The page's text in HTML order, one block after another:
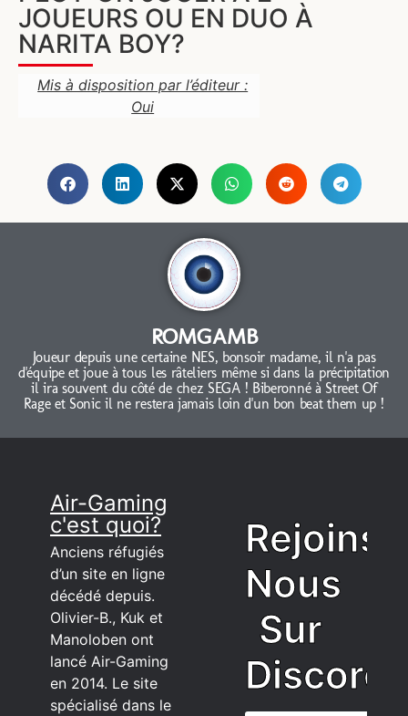
JOUEURS OU EN DUO À
NARITA BOY?
Mis à disposition par l’éditeur :
Oui
ROMGAMB
Joueur depuis une certaine NES, bonsoir madame, il n'a pas
d'équipe et joue à tous les râteliers même si dans la précipitation
il ira souvent du côté de chez SEGA ! Biberonné à Street Of
Rage et Sonic il ne restera jamais loin d'un bon beat them up !
Air-Gaming
c'est quoi?
Anciens réfugiés
d’un site en ligne
décédé depuis.
Olivier-B., Kuk et
Manoloben ont
lancé Air-Gaming
en 2014. Le site
spécialisé dans le
Rejoins
Nous
Sur
Discord